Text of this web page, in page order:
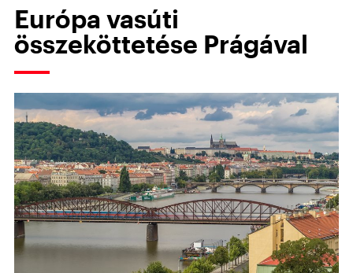
Európa vasúti
összeköttetése Prágával